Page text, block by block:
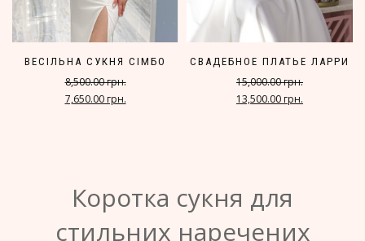
ВЕСІЛЬНА СУКНЯ СІМБО
8,500.00 грн.
7,650.00 грн.
СВАДЕБНОЕ ПЛАТЬЕ ЛАРРИ
15,000.00 грн.
13,500.00 грн.
Коротка сукня для
стильних наречених